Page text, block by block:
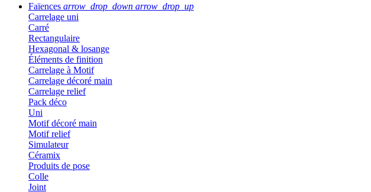
Faïences arrow_drop_down arrow_drop_up
Carrelage uni
Carré
Rectangulaire
Hexagonal & losange
Éléments de finition
Carrelage à Motif
Carrelage décoré main
Carrelage relief
Pack déco
Uni
Motif décoré main
Motif relief
Simulateur
Céramix
Produits de pose
Colle
Joint